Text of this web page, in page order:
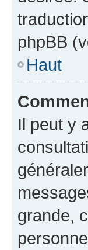
phpBB
Haut
Il peut y
grande,